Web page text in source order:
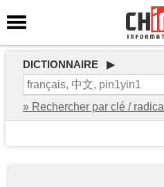
DICTIONNAIRE ▶
» Rechercher par clé / radical